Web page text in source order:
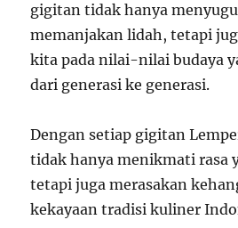
gigitan tidak hanya
memanjakan lidah, tetapi
kita pada nilai-nilai budaya
dari generasi ke generasi.
Dengan setiap gigitan
tidak hanya menikmati rasa
tetapi juga merasakan
kekayaan tradisi kuliner